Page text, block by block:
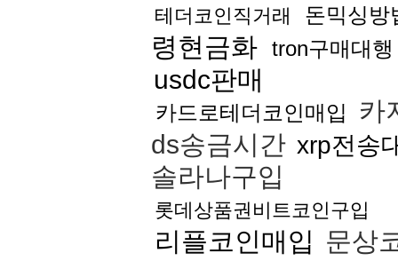
테더코인직거래
돈믹싱방
령현금화 tron구매대
usdc판매
카드로테더코인매입
카
ds송금시간 xrp전송
솔라나구입
롯데상품권비트코인구입
리플코인매입 문상